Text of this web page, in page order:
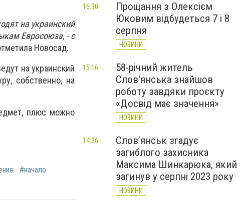
на украинский
Евросоюза, - с
Новосад.
на украинский
собственно, на
плюс можно
#начало
Прощання з Олексієм
Юковим відбудеться 7 і 8
серпня
НОВИНИ
16:30
58-річний житель
Слов'янська знайшов
роботу завдяки проєкту
«Досвід має значення»
НОВИНИ
15:16
Слов’янськ згадує
загиблого захисника
Максима Шинкарюка, який
загинув у серпні 2023 року
НОВИНИ
14:36